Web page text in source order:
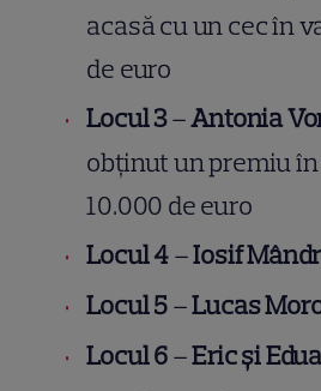
acasă cu un cec în
de euro
Locul 3–Antonia
obținut un premiu
10.000 de euro
Locul 4–Iosif
Locul 5–Lucas
Locul 6–Eric și